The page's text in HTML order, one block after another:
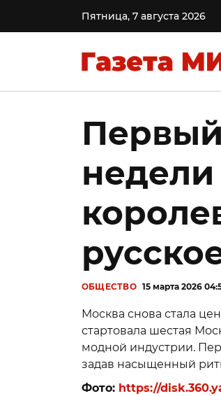
Пятница, 7 августа 2026
ОБЩЕСТВО 15 марта 2026
Москва снова стала
стартовала шестая
модной индустрии.
задав насыщенный
Фото: https://